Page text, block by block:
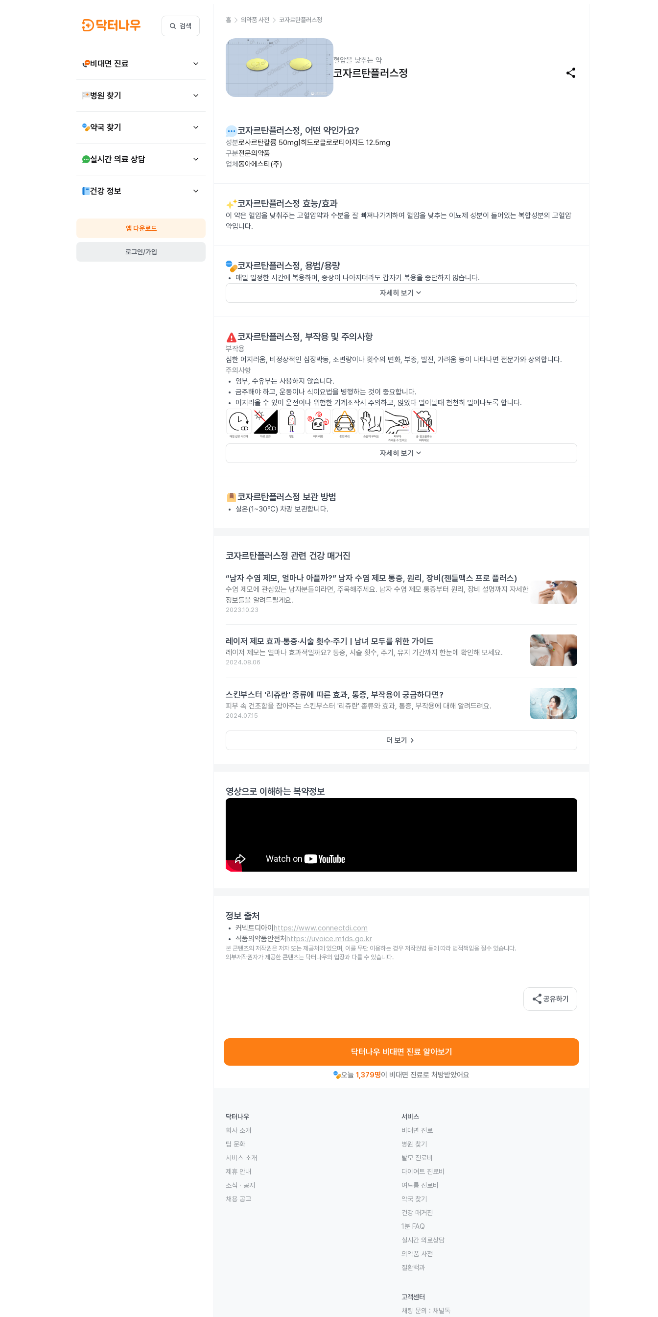
검색
비대면 진료
병원 찾기
약국 찾기
실시간 의료 상담
건강 정보
앱 다운로드
로그인/가입
홈 의약품 사전 코자르탄플러스정
혈압을 낮추는 약
코자르탄플러스정 share
코자르탄플러스정, 어떤 약인가요?
성분로사르탄칼륨 50mg|히드로클로로티아지드 12.5mg
구분전문의약품
업체 동아에스티(주)
코자르탄플러스정 효능/효과
이 약은 혈압을 낮춰주는 고혈압약과 수분을 잘 빠져나가게하여 혈압을 낮추는 이뇨제 성분이 들어있는 복합성분의 고혈압
약입니다.
코자르탄플러스정, 용법/용량
매일 일정한 시간에 복용하며, 증상이 나아지더라도 갑자기 복용을 중단하지 않습니다.
자세히 보기 keyboard_arrow_down
코자르탄플러스정, 부작용 및 주의사항
부작용
심한 어지러움, 비정상적인 심장박동, 소변량이나 횟수의 변화, 부종, 발진, 가려움 등이 나타나면 전문가와 상의합니다.
주의사항
임부, 수유부는 사용하지 않습니다.
금주해야 하고, 운동이나 식이요법을 병행하는 것이 중요합니다.
어지러울 수 있어 운전이나 위험한 기계조작시 주의하고, 앉았다 일어날때 천천히 일어나도록 합니다.
자세히 보기 keyboard_arrow_down
코자르탄플러스정 보관 방법
실온(1~30℃) 차광 보관합니다.
코자르탄플러스정 관련 건강 매거진
“남자 수염 제모, 얼마나 아플까?” 남자 수염 제모 통증, 원리, 장비(젠틀맥스 프로 플러스)
수염 제모에 관심있는 남자분들이라면, 주목해주세요. 남자 수염 제모 통증부터 원리, 장비 설명까지 자세한
정보들을 알려드릴게요.
2023.10.23
레이저 제모 효과·통증·시술 횟수·주기 | 남녀 모두를 위한 가이드
레이저 제모는 얼마나 효과적일까요? 통증, 시술 횟수, 주기, 유지 기간까지 한눈에 확인해 보세요.
2024.08.06
스킨부스터 '리쥬란' 종류에 따른 효과, 통증, 부작용이 궁금하다면?
피부 속 건조함을 잡아주는 스킨부스터 '리쥬란' 종류와 효과, 통증, 부작용에 대해 알려드려요.
2024.07.15
더 보기 keyboard_arrow_right
영상으로 이해하는 복약정보
정보 출처
커넥트디아이 https://www.connectdi.com
식품의약품안전처 https://uvoice.mfds.go.kr
본 콘텐츠의 저작권은 저자 또는 제공처에 있으며, 이를 무단 이용하는 경우 저작권법 등에 따라 법적책임을 질수 있습니다.
외부저작권자가 제공한 콘텐츠는 닥터나우의 입장과 다를 수 있습니다.
share 공유하기
닥터나우 비대면 진료 알아보기
오늘 1,379명이 비대면 진료로 처방받았어요
닥터나우
회사 소개
팀 문화
서비스 소개
제휴 안내
소식 · 공지
채용 공고
서비스
비대면 진료
병원 찾기
탈모 진료비
다이어트 진료비
여드름 진료비
약국 찾기
건강 매거진
1분 FAQ
실시간 의료상담
의약품 사전
질환백과
고객센터
채팅 문의 : 채널톡